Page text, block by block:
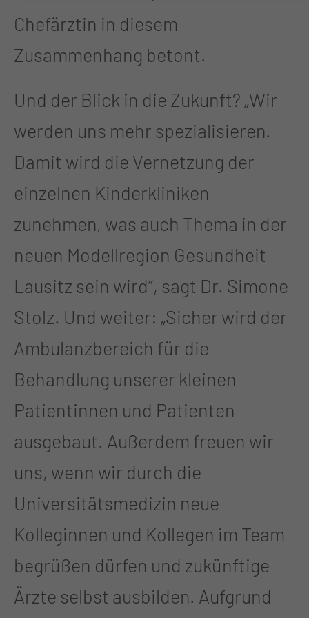
Chefärztin in diesem
Zusammenhang betont.
Und der Blick in die Zukunft? „Wir
werden uns mehr spezialisieren.
Damit wird die Vernetzung der
einzelnen Kinderkliniken
zunehmen, was auch Thema in der
neuen Modellregion Gesundheit
Lausitz sein wird“, sagt Dr. Simone
Stolz. Und weiter: „Sicher wird der
Ambulanzbereich für die
Behandlung unserer kleinen
Patientinnen und Patienten
ausgebaut. Außerdem freuen wir
uns, wenn wir durch die
Universitätsmedizin neue
Kolleginnen und Kollegen im Team
begrüßen dürfen und zukünftige
Ärzte selbst ausbilden. Aufgrund